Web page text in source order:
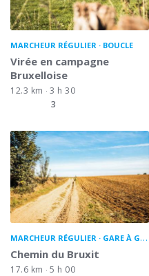
MARCHEUR RÉGULIER BOUCLE
Virée en campagne
Bruxelloise
12.3 km
3 h 30
3
MARCHEUR RÉGULIER GARE À GARE
Chemin du Bruxit
17.6 km
5 h 00